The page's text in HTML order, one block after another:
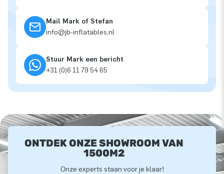
Mail Mark of Stefan
info@jb-inflatables.nl
Stuur Mark een bericht
+31 (0)6 11 79 54 65
ONTDEK ONZE SHOWROOM VAN
1500M2
Onze experts staan voor je klaar!